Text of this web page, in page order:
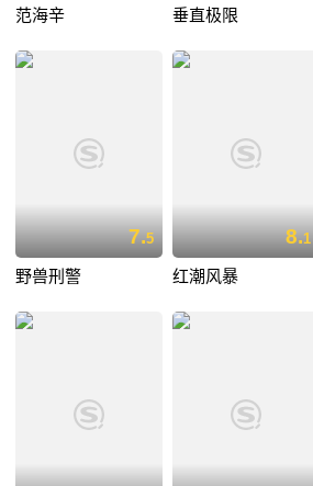
范海辛 垂直极限
7.5
野兽刑警
8.1
红潮风暴